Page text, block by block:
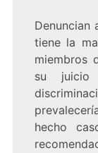
Denuncian
tiene la
miembros
su
hecho